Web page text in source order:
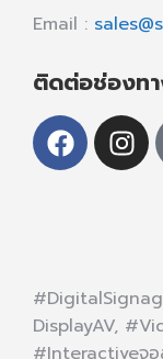
Email :
ติดต่อช่องท
DisplayAV,
#Interactiveจอ